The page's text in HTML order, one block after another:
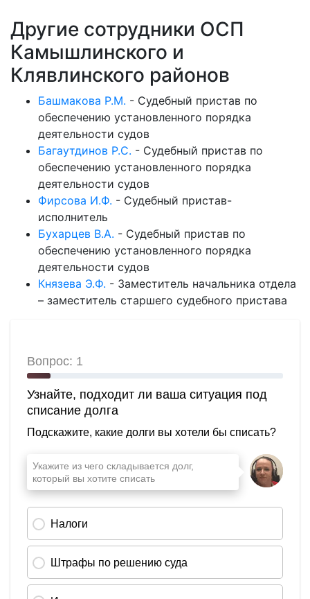
Другие сотрудники ОСП
Камышлинского и
Клявлинского районов
Башмакова Р.М. - Судебный пристав по
обеспечению установленного порядка
деятельности судов
Багаутдинов Р.С. - Судебный пристав по
обеспечению установленного порядка
деятельности судов
Фирсова И.Ф. - Судебный пристав-
исполнитель
Бухарцев В.А. - Судебный пристав по
обеспечению установленного порядка
деятельности судов
Князева Э.Ф. - Заместитель начальника отдела
– заместитель старшего судебного пристава